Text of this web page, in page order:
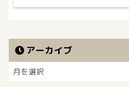
アーカイブ